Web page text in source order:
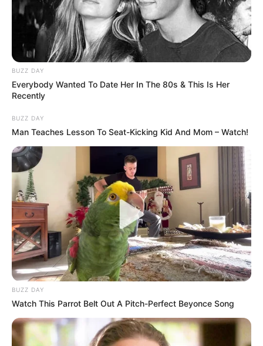
írta posztjában Varga Judit exférje.
BUZZ DAY
Everybody Wanted To Date Her In The 80s & This Is Her
Recently
BUZZ DAY
Man Teaches Lesson To Seat-Kicking Kid And Mom – Watch!
BUZZ DAY
Watch This Parrot Belt Out A Pitch-Perfect Beyonce Song